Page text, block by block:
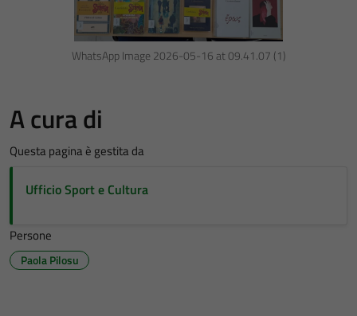
WhatsApp Image 2026-05-16 at 09.41.07 (1)
A cura di
Questa pagina è gestita da
Ufficio Sport e Cultura
Persone
Paola Pilosu